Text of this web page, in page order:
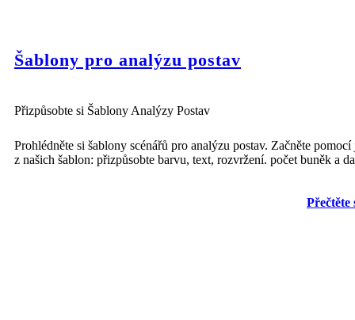
Šablony pro analýzu postav
Přizpůsobte si Šablony Analýzy Postav
Prohlédněte si šablony scénářů pro analýzu postav. Začněte pomocí
z našich šablon: přizpůsobte barvu, text, rozvržení. počet buněk a
Přečtěte